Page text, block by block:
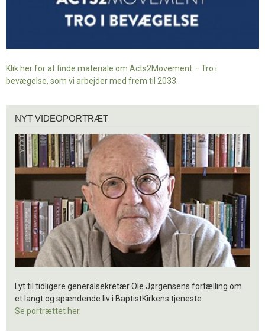
Klik her for at finde materiale om Acts2Movement – Tro i
bevægelse, som vi arbejder med frem til 2033.
videoportræt
NYT VIDEOPORTRÆT
Lyt til tidligere generalsekretær Ole Jørgensens fortælling om
et langt og spændende liv i BaptistKirkens tjeneste.
Se portrættet her.